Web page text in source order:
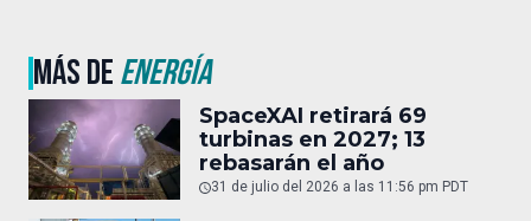
MÁS DEENERGÍA
SpaceXAI retirará 69
turbinas en 2027; 13
rebasarán el año
31 de julio del 2026 a las 11:56 pm PDT